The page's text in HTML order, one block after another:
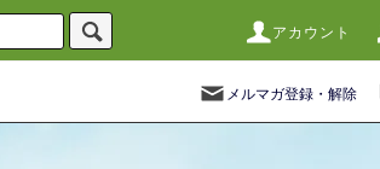
アカウント
メルマガ登録・解除